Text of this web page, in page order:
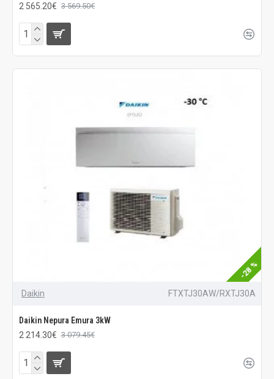
2 565.20€ 3 569.50€
-28 %
Daikin FTXTJ30AW/RXTJ30A
Daikin Nepura Emura 3kW
2 214.30€ 3 079.45€